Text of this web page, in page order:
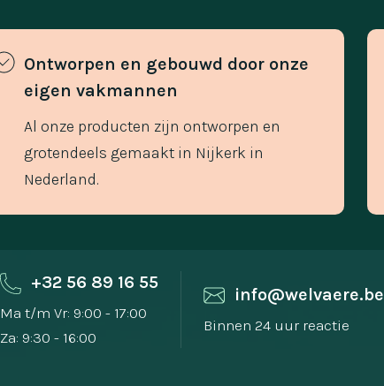
Ontworpen en gebouwd door onze
eigen vakmannen
Al onze producten zijn ontworpen en
grotendeels gemaakt in Nijkerk in
Nederland.
+32 56 89 16 55
Ma t/m Vr: 9:00 - 17:00
Za: 9:30 - 16:00
info@welvaere.be
Binnen 24 uur reactie